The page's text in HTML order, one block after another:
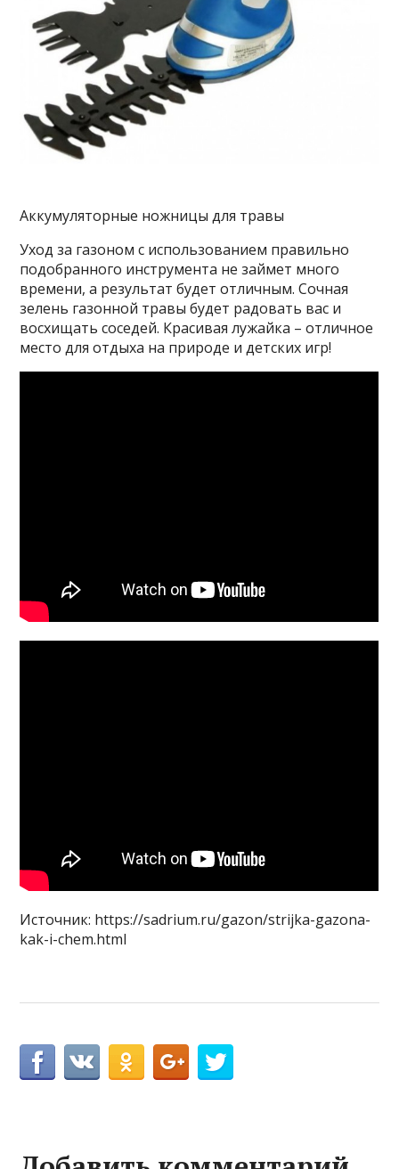
Аккумуляторные ножницы для травы
Уход за газоном с использованием правильно
подобранного инструмента не займет много
времени, а результат будет отличным. Сочная
зелень газонной травы будет радовать вас и
восхищать соседей. Красивая лужайка – отличное
место для отдыха на природе и детских игр!
Источник: https://sadrium.ru/gazon/strijka-gazona-
kak-i-chem.html